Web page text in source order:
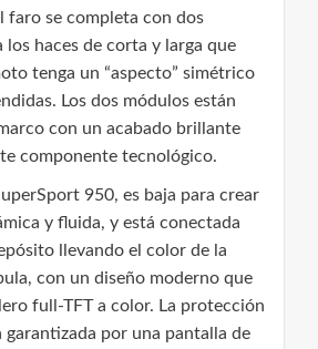
faro se completa con dos
los haces de corta y larga que
tenga un “aspecto” simétrico
Los dos módulos están
con un acabado brillante
componente tecnológico.
950, es baja para crear
y fluida, y está conectada
llevando el color de la
con un diseño moderno que
full-TFT a color. La protección
garantizada por una pantalla de